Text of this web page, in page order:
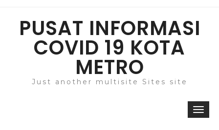
contentPUSAT INFORMASI
COVID 19 KOTA
METRO
Just another multisite Sites site